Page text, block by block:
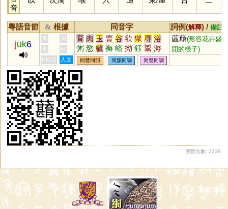
音
粵語音節 & 根據 同音字 詞例(解釋) / 備註
juk6
黃 周 育 肉 玉 賣 谷 欲 獄 辱 浴
粥 慾 毓 褥 峪 拗 鈺 鬻 溽
淯 鵒 蓐 縟 宍 砡 袬 輍 蒮
媷 儥 嗕 鋊 錥 鳿 鄏 堉
蓲蘛(形容花卉盛
開的樣子)
李
何
HKLS
人文 同聲同韻 同韻同調 同聲同調
瀏覽次數: 3338